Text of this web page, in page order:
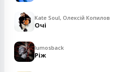
Kate Soul, Олексій Копилов
Очі
lumosback
Ріж